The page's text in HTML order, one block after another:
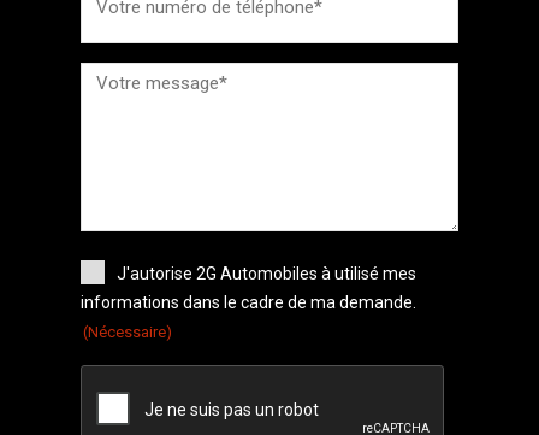
J'autorise 2G Automobiles à utilisé mes
informations dans le cadre de ma demande.
(Nécessaire)